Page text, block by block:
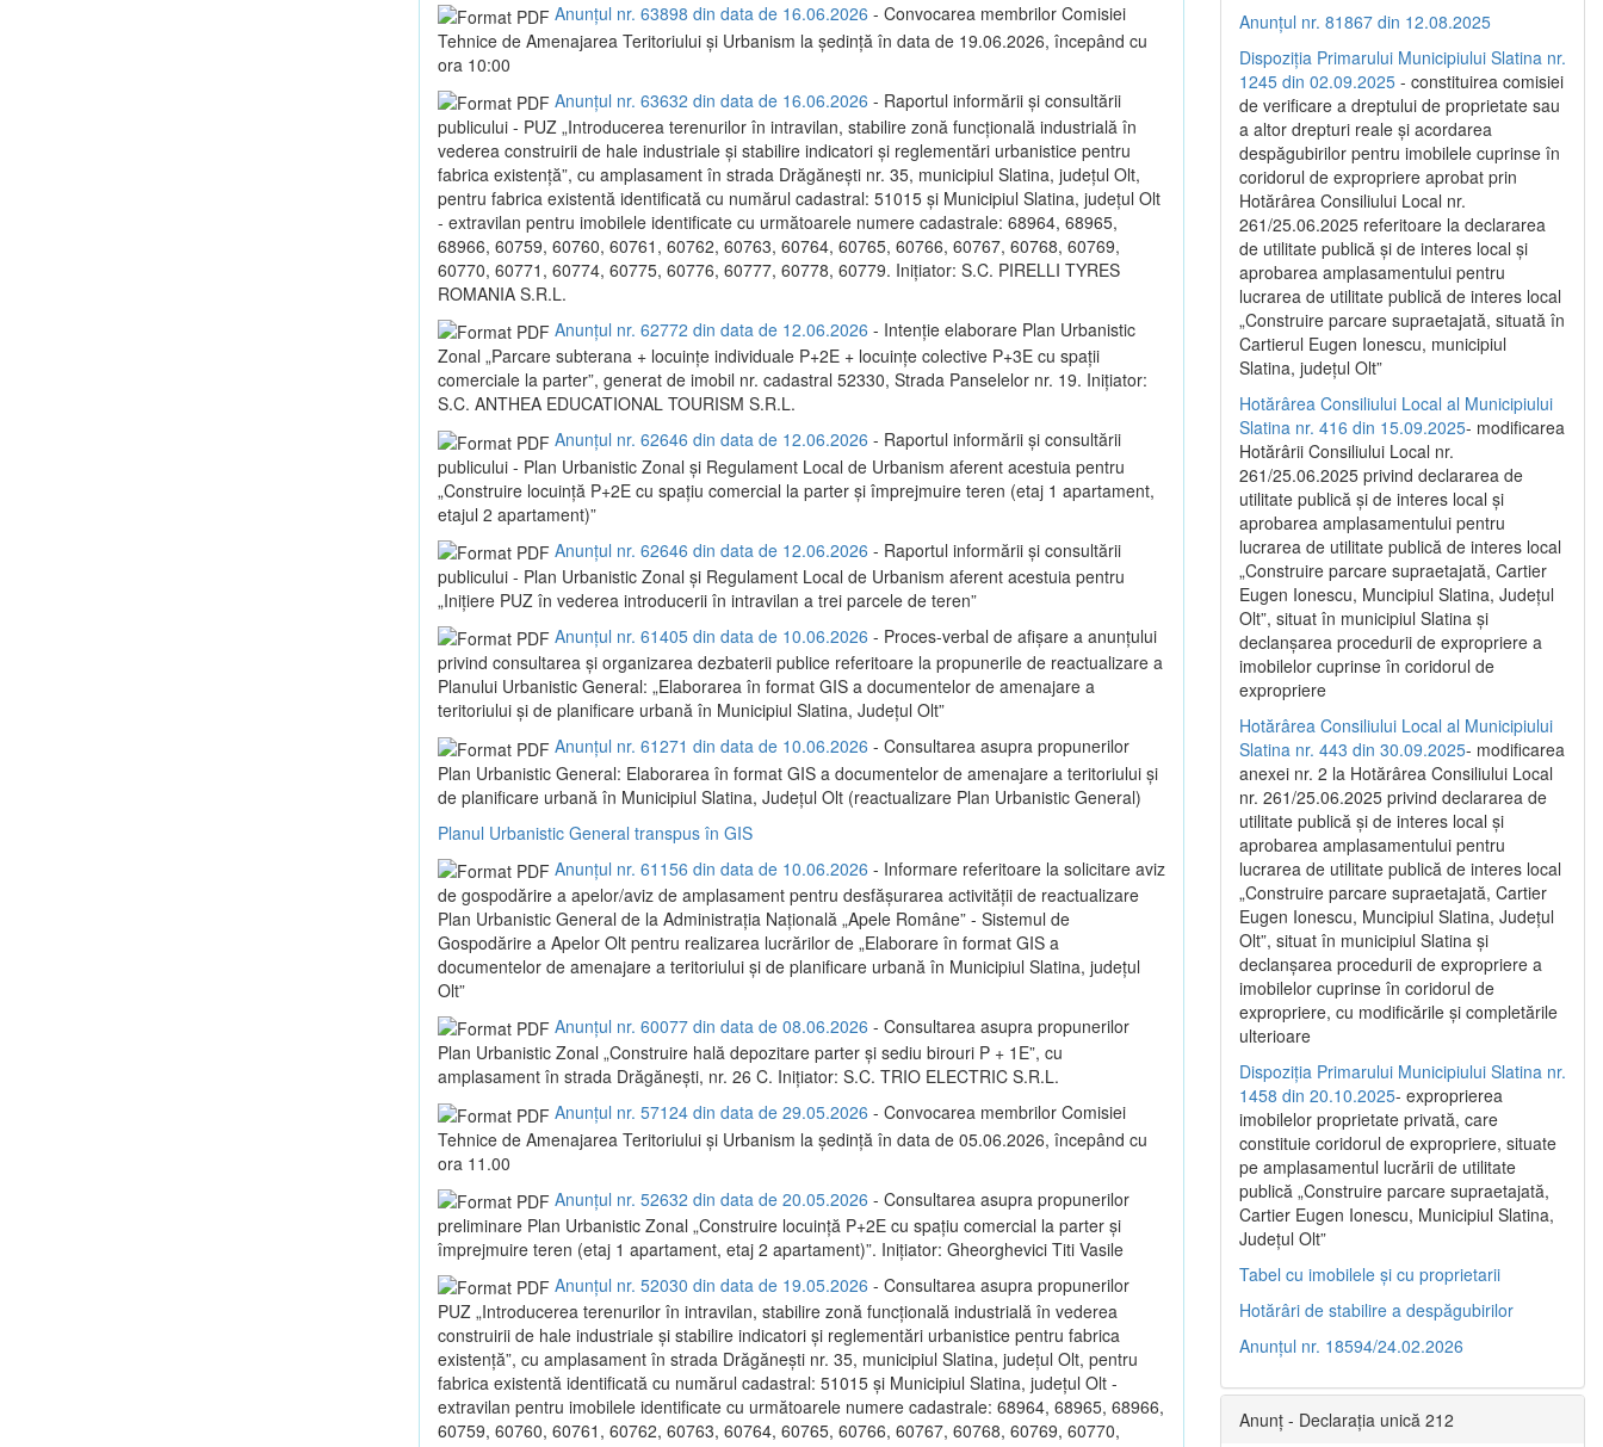
Anunțul nr. 63898 din data de 16.06.2026 - Convocarea membrilor Comisiei
Tehnice de Amenajarea Teritoriului și Urbanism la ședință în data de 19.06.2026, începând cu
ora 10:00
Anunțul nr. 63632 din data de 16.06.2026 - Raportul informării și consultării
publicului - PUZ „Introducerea terenurilor în intravilan, stabilire zonă funcțională industrială în
vederea construirii de hale industriale și stabilire indicatori și reglementări urbanistice pentru
fabrica existență”, cu amplasament în strada Drăgănești nr. 35, municipiul Slatina, județul Olt,
pentru fabrica existentă identificată cu numărul cadastral: 51015 și Municipiul Slatina, județul Olt
- extravilan pentru imobilele identificate cu următoarele numere cadastrale: 68964, 68965,
68966, 60759, 60760, 60761, 60762, 60763, 60764, 60765, 60766, 60767, 60768, 60769,
60770, 60771, 60774, 60775, 60776, 60777, 60778, 60779. Inițiator: S.C. PIRELLI TYRES
ROMANIA S.R.L.
Anunțul nr. 62772 din data de 12.06.2026 - Intenție elaborare Plan Urbanistic
Zonal „Parcare subterana + locuințe individuale P+2E + locuințe colective P+3E cu spații
comerciale la parter”, generat de imobil nr. cadastral 52330, Strada Panselelor nr. 19. Inițiator:
S.C. ANTHEA EDUCATIONAL TOURISM S.R.L.
Anunțul nr. 62646 din data de 12.06.2026 - Raportul informării și consultării
publicului - Plan Urbanistic Zonal și Regulament Local de Urbanism aferent acestuia pentru
„Construire locuință P+2E cu spațiu comercial la parter și împrejmuire teren (etaj 1 apartament,
etajul 2 apartament)”
Anunțul nr. 62646 din data de 12.06.2026 - Raportul informării și consultării
publicului - Plan Urbanistic Zonal și Regulament Local de Urbanism aferent acestuia pentru
„Inițiere PUZ în vederea introducerii în intravilan a trei parcele de teren”
Anunțul nr. 61405 din data de 10.06.2026 - Proces-verbal de afișare a anunțului
privind consultarea și organizarea dezbaterii publice referitoare la propunerile de reactualizare a
Planului Urbanistic General: „Elaborarea în format GIS a documentelor de amenajare a
teritoriului și de planificare urbană în Municipiul Slatina, Județul Olt”
Anunțul nr. 61271 din data de 10.06.2026 - Consultarea asupra propunerilor
Plan Urbanistic General: Elaborarea în format GIS a documentelor de amenajare a teritoriului și
de planificare urbană în Municipiul Slatina, Județul Olt (reactualizare Plan Urbanistic General)
Planul Urbanistic General transpus în GIS
Anunțul nr. 61156 din data de 10.06.2026 - Informare referitoare la solicitare aviz
de gospodărire a apelor/aviz de amplasament pentru desfășurarea activității de reactualizare
Plan Urbanistic General de la Administrația Națională „Apele Române” - Sistemul de
Gospodărire a Apelor Olt pentru realizarea lucrărilor de „Elaborare în format GIS a
documentelor de amenajare a teritoriului și de planificare urbană în Municipiul Slatina, județul
Olt”
Anunțul nr. 60077 din data de 08.06.2026 - Consultarea asupra propunerilor
Plan Urbanistic Zonal „Construire hală depozitare parter și sediu birouri P + 1E”, cu
amplasament în strada Drăgănești, nr. 26 C. Inițiator: S.C. TRIO ELECTRIC S.R.L.
Anunțul nr. 57124 din data de 29.05.2026 - Convocarea membrilor Comisiei
Tehnice de Amenajarea Teritoriului și Urbanism la ședință în data de 05.06.2026, începând cu
ora 11.00
Anunțul nr. 52632 din data de 20.05.2026 - Consultarea asupra propunerilor
preliminare Plan Urbanistic Zonal „Construire locuință P+2E cu spațiu comercial la parter și
împrejmuire teren (etaj 1 apartament, etaj 2 apartament)”. Inițiator: Gheorghevici Titi Vasile
Anunțul nr. 52030 din data de 19.05.2026 - Consultarea asupra propunerilor
PUZ „Introducerea terenurilor în intravilan, stabilire zonă funcțională industrială în vederea
construirii de hale industriale și stabilire indicatori și reglementări urbanistice pentru fabrica
existență”, cu amplasament în strada Drăgănești nr. 35, municipiul Slatina, județul Olt, pentru
fabrica existentă identificată cu numărul cadastral: 51015 și Municipiul Slatina, județul Olt -
extravilan pentru imobilele identificate cu următoarele numere cadastrale: 68964, 68965, 68966,
60759, 60760, 60761, 60762, 60763, 60764, 60765, 60766, 60767, 60768, 60769, 60770,
Anunțul nr. 81867 din 12.08.2025
Dispoziția Primarului Municipiului Slatina nr.
1245 din 02.09.2025 - constituirea comisiei
de verificare a dreptului de proprietate sau
a altor drepturi reale și acordarea
despăgubirilor pentru imobilele cuprinse în
coridorul de expropriere aprobat prin
Hotărârea Consiliului Local nr.
261/25.06.2025 referitoare la declararea
de utilitate publică și de interes local și
aprobarea amplasamentului pentru
lucrarea de utilitate publică de interes local
„Construire parcare supraetajată, situată în
Cartierul Eugen Ionescu, municipiul
Slatina, județul Olt”
Hotărârea Consiliului Local al Municipiului
Slatina nr. 416 din 15.09.2025- modificarea
Hotărârii Consiliului Local nr.
261/25.06.2025 privind declararea de
utilitate publică și de interes local și
aprobarea amplasamentului pentru
lucrarea de utilitate publică de interes local
„Construire parcare supraetajată, Cartier
Eugen Ionescu, Muncipiul Slatina, Județul
Olt”, situat în municipiul Slatina și
declanșarea procedurii de expropriere a
imobilelor cuprinse în coridorul de
expropriere
Hotărârea Consiliului Local al Municipiului
Slatina nr. 443 din 30.09.2025- modificarea
anexei nr. 2 la Hotărârea Consiliului Local
nr. 261/25.06.2025 privind declararea de
utilitate publică şi de interes local şi
aprobarea amplasamentului pentru
lucrarea de utilitate publică de interes local
„Construire parcare supraetajată, Cartier
Eugen Ionescu, Muncipiul Slatina, Judeţul
Olt”, situat în municipiul Slatina şi
declanşarea procedurii de expropriere a
imobilelor cuprinse în coridorul de
expropriere, cu modificările şi completările
ulterioare
Dispoziția Primarului Municipiului Slatina nr.
1458 din 20.10.2025- exproprierea
imobilelor proprietate privată, care
constituie coridorul de expropriere, situate
pe amplasamentul lucrării de utilitate
publică „Construire parcare supraetajată,
Cartier Eugen Ionescu, Municipiul Slatina,
Județul Olt”
Tabel cu imobilele și cu proprietarii
Hotărâri de stabilire a despăgubirilor
Anunțul nr. 18594/24.02.2026
Anunț - Declarația unică 212